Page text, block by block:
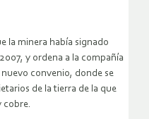
la minera había signado
y ordena a la compañía
convenio, donde se
de la tierra de la que
cobre.